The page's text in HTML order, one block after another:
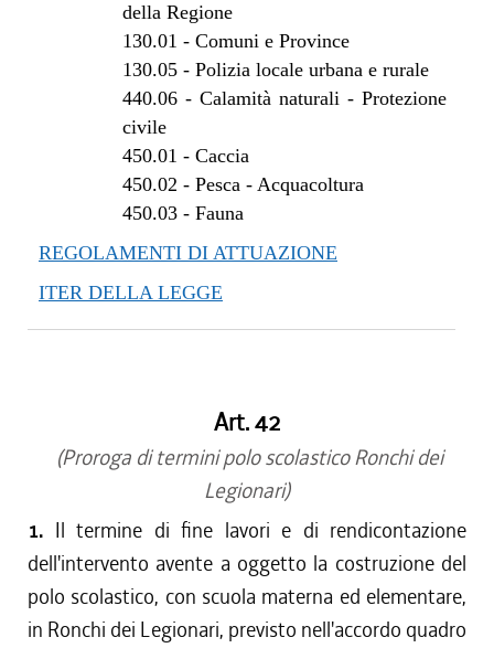
della Regione
130.01 - Comuni e Province
130.05- Polizia locale urbana e rurale
440.06- Calamità naturali - Protezione
civile
450.01 - Caccia
450.02 - Pesca - Acquacoltura
450.03- Fauna
REGOLAMENTI DI ATTUAZIONE
ITER DELLA LEGGE
Art. 42
(Proroga di termini polo scolastico Ronchi dei
Legionari)
1. Il termine di fine lavori e di rendicontazione
dell'intervento avente a oggetto la costruzione del
polo scolastico, con scuola materna ed elementare,
in Ronchi dei Legionari, previsto nell'accordo quadro